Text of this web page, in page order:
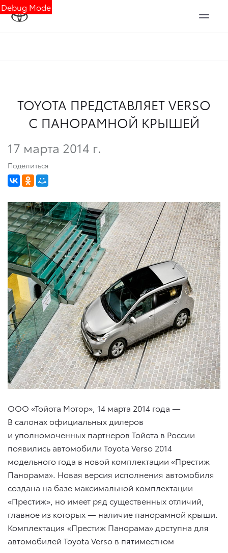
Debug Mode
TOYOTA ПРЕДСТАВЛЯЕТ VERSO
С ПАНОРАМНОЙ КРЫШЕЙ
17 марта 2014 г.
Поделиться
ООО «Тойота Мотор», 14 марта 2014 года —
В салонах официальных дилеров
и уполномоченных партнеров Тойота в России
появились автомобили Toyota Verso 2014
модельного года в новой комплектации «Престиж
Панорама». Новая версия исполнения автомобиля
создана на базе максимальной комплектации
«Престиж», но имеет ряд существенных отличий,
главное из которых — наличие панорамной крыши.
Комплектация «Престиж Панорама» доступна для
автомобилей Toyota Verso в пятиместном